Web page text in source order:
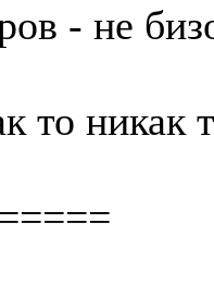
- не
то никак